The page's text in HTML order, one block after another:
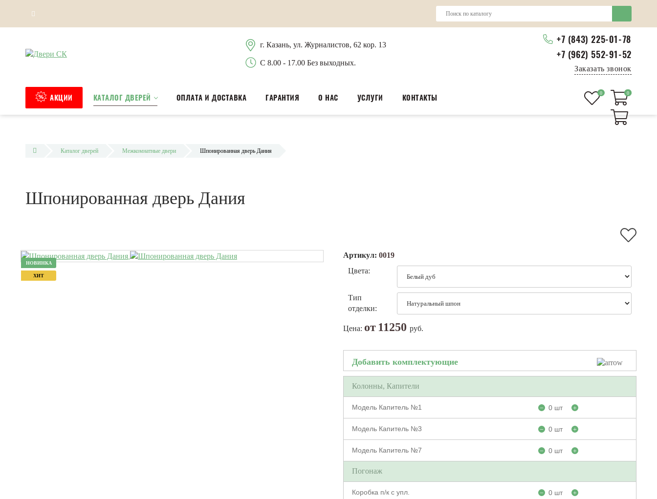
+7 (843) 225-01-78
+7 (962) 552-91-52
Заказать звонок
г. Казань, ул. Журналистов, 62 кор. 13
С 8.00 - 17.00 Без выходных.
АКЦИИ КАТАЛОГ ДВЕРЕЙ ОПЛАТА И ДОСТАВКА ГАРАНТИЯ О НАС УСЛУГИ КОНТАКТЫ 0 0
0
Каталог дверей Межкомнатные двери Шпонированная дверь Дания
Шпонированная дверь Дания
НОВИНКА
ХИТ
Артикул: 0019
Цвета:
Тип
отделки:
Цена: от 11250 руб.
Добавить комплектующие
Колонны, Капители
Модель Капитель №1 − 0 шт +
Модель Капитель №3 − 0 шт +
Модель Капитель №7 − 0 шт +
Погонаж
Коробка п/к с упл. − 0 шт +